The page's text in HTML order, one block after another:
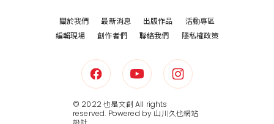
關於我們 最新消息 出版作品
活動專區
編輯現場
創作者們 聯絡我們 隱私權政策
© 2022 也是文創 All rights
reserved. Powered by 山川久也網站